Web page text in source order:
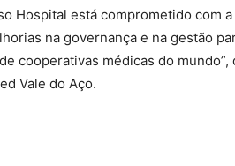
Hospital está comprometido com
na governança e na gestão
cooperativas médicas do mundo”,
Vale do Aço.